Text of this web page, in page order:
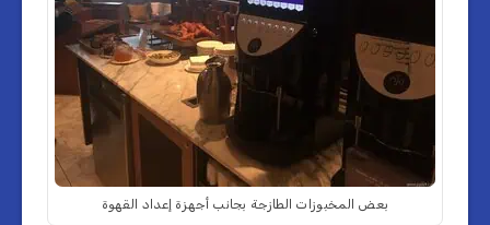
بعض المخبوزات الطازجة بجانب أجهزة إعداد القهوة